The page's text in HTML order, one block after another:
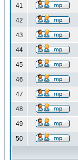
41
42
43
44
45
46
47
48
49
50